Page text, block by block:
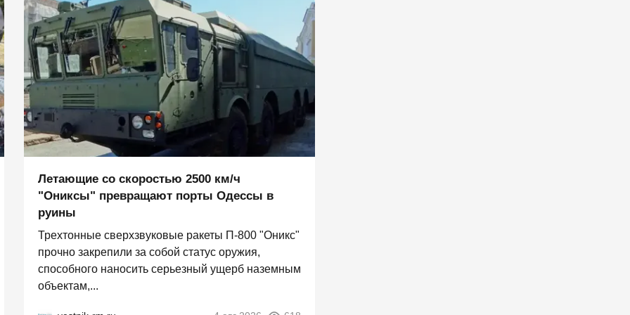
Летающие со скоростью 2500 км/ч
"Ониксы" превращают порты Одессы в
руины
Трехтонные сверхзвуковые ракеты П‑800 "Оникс"
прочно закрепили за собой статус оружия,
способного наносить серьезный ущерб наземным
объектам,...